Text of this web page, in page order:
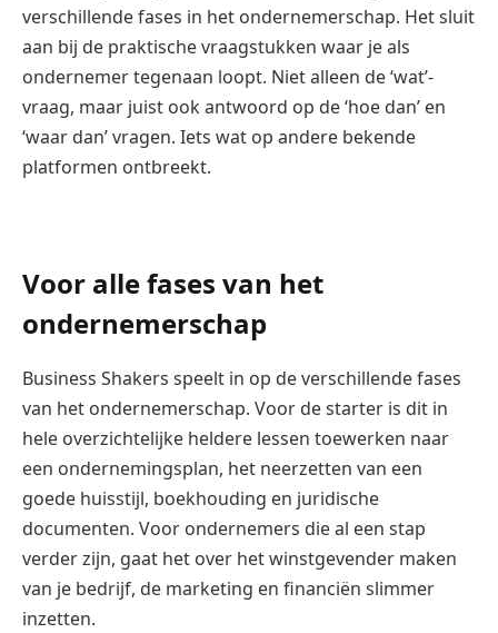
verschillende fases in het ondernemerschap. Het sluit
aan bij de praktische vraagstukken waar je als
ondernemer tegenaan loopt. Niet alleen de ‘wat’-
vraag, maar juist ook antwoord op de ‘hoe dan’ en
‘waar dan’ vragen. Iets wat op andere bekende
platformen ontbreekt.
Voor alle fases van het
ondernemerschap
Business Shakers speelt in op de verschillende fases
van het ondernemerschap. Voor de starter is dit in
hele overzichtelijke heldere lessen toewerken naar
een ondernemingsplan, het neerzetten van een
goede huisstijl, boekhouding en juridische
documenten. Voor ondernemers die al een stap
verder zijn, gaat het over het winstgevender maken
van je bedrijf, de marketing en financiën slimmer
inzetten.